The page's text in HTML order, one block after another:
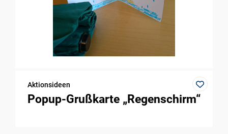
Aktionsideen
Popup-Grußkarte „Regenschirm“